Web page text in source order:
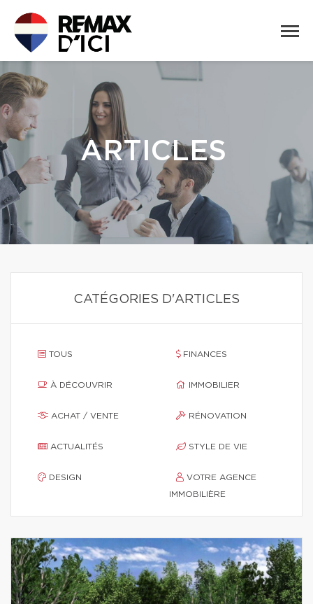
ARTICLES
CATÉGORIES D'ARTICLES
TOUS
À DÉCOUVRIR
ACHAT / VENTE
ACTUALITÉS
DESIGN
FINANCES
IMMOBILIER
RÉNOVATION
STYLE DE VIE
IMMOBILIÈRE